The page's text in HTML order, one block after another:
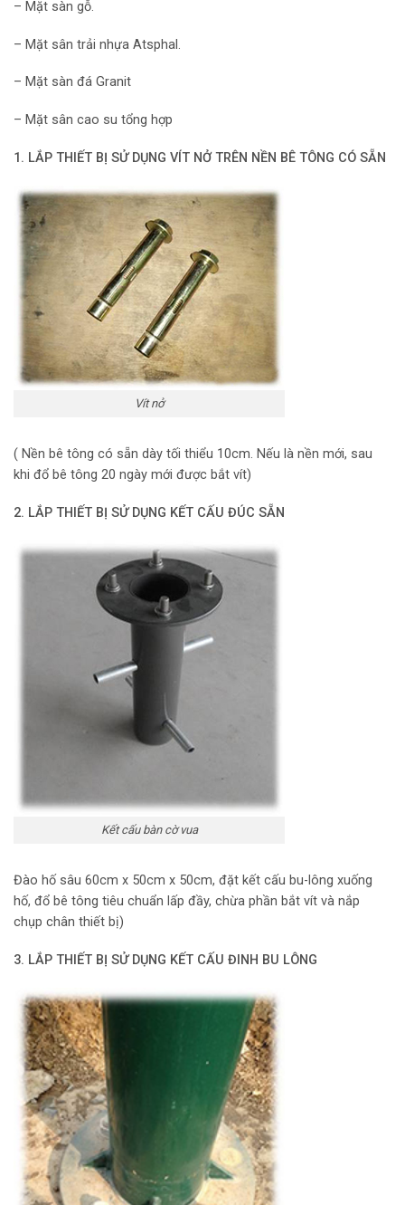
– Mặt sàn gỗ.
– Mặt sân trải nhựa Atsphal.
– Mặt sàn đá Granit
– Mặt sân cao su tổng hợp
1. LẮP THIẾT BỊ SỬ DỤNG VÍT NỞ TRÊN NỀN BÊ TÔNG CÓ SẴN
Vít nở
( Nền bê tông có sẵn dày tối thiểu 10cm. Nếu là nền mới, sau
khi đổ bê tông 20 ngày mới được bắt vít)
2. LẮP THIẾT BỊ SỬ DỤNG KẾT CẤU ĐÚC SẴN
Kết cấu bàn cờ vua
Đào hố sâu 60cm x 50cm x 50cm, đặt kết cấu bu-lông xuống
hố, đổ bê tông tiêu chuẩn lấp đầy, chừa phần bắt vít và nắp
chụp chân thiết bị)
3. LẮP THIẾT BỊ SỬ DỤNG KẾT CẤU ĐINH BU LÔNG